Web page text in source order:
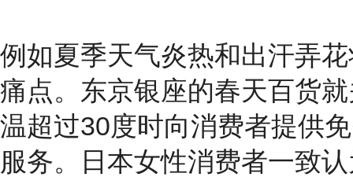
例如夏季天气炎热和出汗弄
痛点。东京银座的春天百货
温超过30度时向消费者提供
服务。日本女性消费者一致